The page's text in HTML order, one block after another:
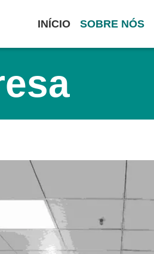
INÍCIO SOBRE NÓS